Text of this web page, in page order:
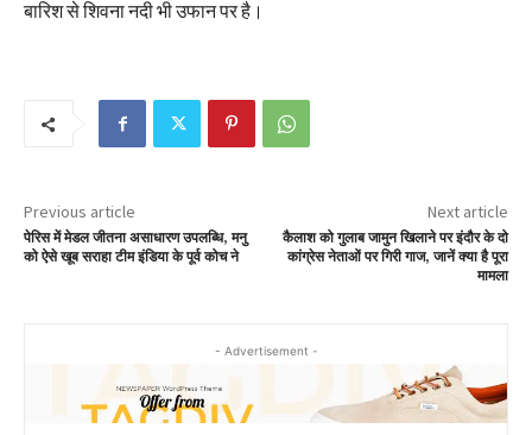
बारिश से शिवना नदी भी उफान पर है।
Previous article
पेरिस में मेडल जीतना असाधारण उपलब्धि, मनु
को ऐसे खूब सराहा टीम इंडिया के पूर्व कोच ने
Next article
कैलाश को गुलाब जामुन खिलाने पर इंदौर के दो
कांग्रेस नेताओं पर गिरी गाज, जानें क्या है पूरा
मामला
- Advertisement -